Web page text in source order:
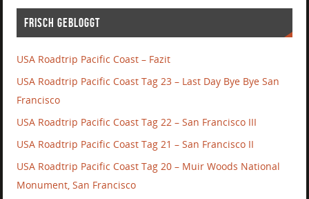
Frisch gebloggt
USA Roadtrip Pacific Coast – Fazit
USA Roadtrip Pacific Coast Tag 23 – Last Day Bye Bye San
Francisco
USA Roadtrip Pacific Coast Tag 22 – San Francisco III
USA Roadtrip Pacific Coast Tag 21 – San Francisco II
USA Roadtrip Pacific Coast Tag 20 – Muir Woods National
Monument, San Francisco